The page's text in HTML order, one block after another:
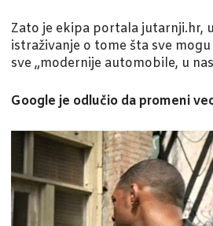
Zato je ekipa portala jutarnji.hr,
istraživanje o tome šta sve
sve „modernije automobile, u
Google je odlučio da promeni